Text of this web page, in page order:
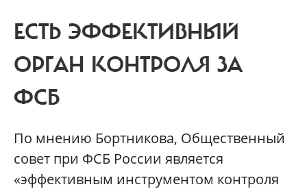
ЕСТЬ ЭФФЕКТИВНЫЙ
ОРГАН КОНТРОЛЯ ЗА
ФСБ
По мнению Бортникова, Общественный
совет при ФСБ России является
«эффективным инструментом контроля